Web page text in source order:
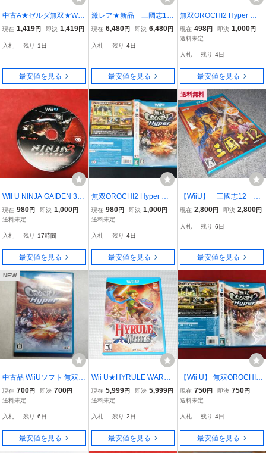
中古A★ゼルダ無双★Wii
Uソフト
現在 1,419円 即決 1,419円
入札 - 残り 1日
最安値を見る
激レア★新品 三國志12
with パワーアップキット
現在 6,480円 即決 6,480円
入札 - 残り 4日
最安値を見る
無双OROCHI2 Hyper 商
品説明必読！！ 綺麗
現在 498円 即決 1,000円
送料未定
入札 - 残り 4日
最安値を見る
WII U NINJA GAIDEN 3：
Razor’s Edge 即購入！！
現在 980円 即決 1,000円
送料未定
入札 - 残り 17時間
最安値を見る
無双OROCHI2 Hyper 即
売り！！
現在 980円 即決 1,000円
送料未定
入札 - 残り 4日
最安値を見る
送料無料
【WiiU】 三國志12 ★
新品★
現在 2,800円 即決 2,800円
入札 - 残り 6日
最安値を見る
NEW
中古品 WiiUソフト 無双O
ROCHI2 Hyper
現在 700円 即決 700円
送料未定
入札 - 残り 6日
最安値を見る
Wii U★HYRULE WARRI
ORS 海外版 北米版★箱
付・説明書付・ソフト付
現在 5,999円 即決 5,999円
送料未定
入札 - 残り 2日
最安値を見る
【Wii U】 無双OROCHI2
Hyper 即落札！
現在 750円 即決 750円
送料未定
入札 - 残り 4日
最安値を見る